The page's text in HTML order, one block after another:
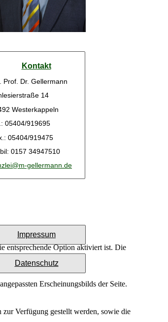
entsprechende Option aktiviert ist. Die
Erscheinungsbilds der Seite.
Verfügung gestellt werden, sowie die